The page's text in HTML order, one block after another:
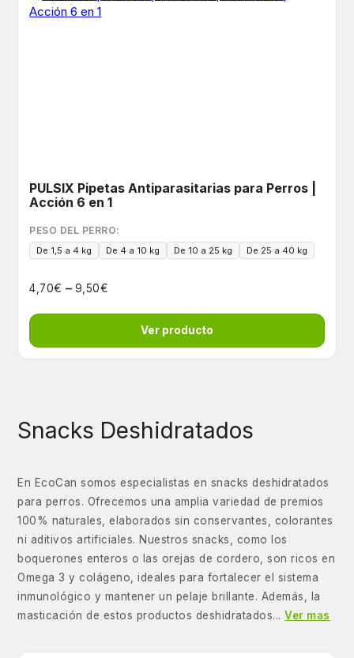
PULSIX Pipetas Antiparasitarias para Perros |
Acción 6 en 1
PESO DEL PERRO:
De 1,5 a 4 kg De 4 a 10 kg De 10 a 25 kg De 25 a 40 kg
4,70€ – 9,50€
Ver producto
Snacks Deshidratados
En EcoCan somos especialistas en snacks deshidratados
para perros. Ofrecemos una amplia variedad de premios
100% naturales, elaborados sin conservantes, colorantes
ni aditivos artificiales. Nuestros snacks, como los
boquerones enteros o las orejas de cordero, son ricos en
Omega 3 y colágeno, ideales para fortalecer el sistema
inmunológico y mantener un pelaje brillante. Además, la
masticación de estos productos deshidratados...Ver mas